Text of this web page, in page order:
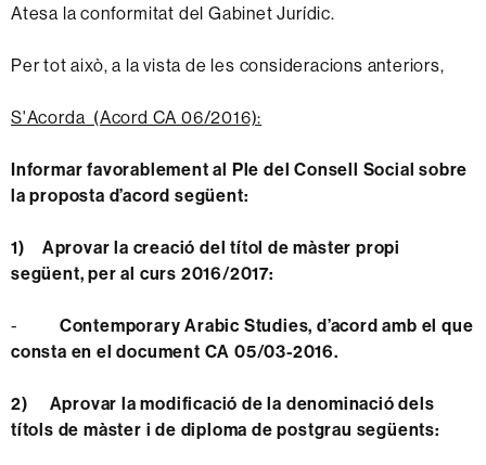
Atesa la conformitat del Gabinet Jurídic.
Per tot això, a la vista de les consideracions anteriors,
S'Acorda (Acord CA 06/2016):
Informar favorablement al Ple del Consell Social sobre
la proposta d’acord següent:
1) Aprovar la creació del títol de màster propi
següent, per al curs 2016/2017:
- Contemporary Arabic Studies, d’acord amb el que
consta en el document CA 05/03-2016.
2) Aprovar la modificació de la denominació dels
títols de màster i de diploma de postgrau següents: